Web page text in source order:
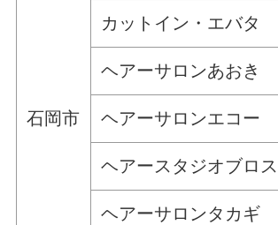
石岡市
カットイン・エバタ
ヘアーサロンあおき
ヘアーサロンエコー
ヘアースタジオブロス
ヘアーサロンタカギ